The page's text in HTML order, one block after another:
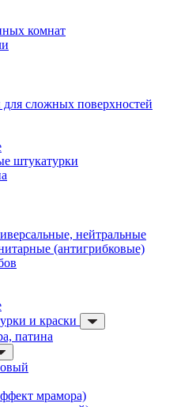
комнат
для сложных поверхностей
штукатурки
нейтральные
(антигрибковые)
и краски
патина
мрамора)